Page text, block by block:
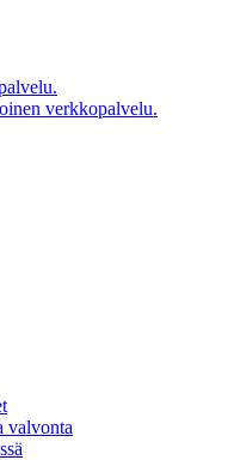
verkkopalvelu.
valvonta